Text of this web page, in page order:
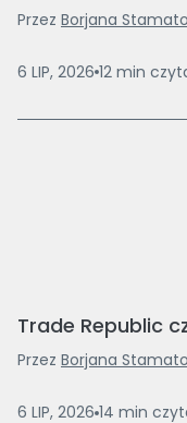
Przez Borjana
6 LIP, 2026 12 min
Trade Republic
Przez Borjana
6 LIP, 2026 14 min